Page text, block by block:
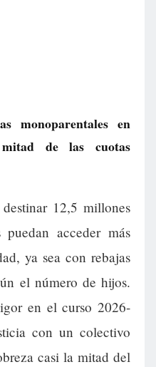
monoparentales en
de las cuotas
12,5 millones
acceder más
ya sea con rebajas
el número de hijos.
en el curso 2026-
con un colectivo
casi la mitad del